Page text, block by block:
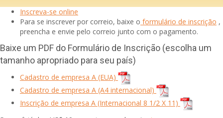
Inscreva-se online
Para se inscrever por correio, baixe o formulário de inscrição ,
preencha e envie pelo correio junto com o pagamento.
Baixe um PDF do Formulário de Inscrição (escolha um
tamanho apropriado para seu país)
Cadastro de empresa A (EUA)
Cadastro de empresa A (A4 internacional)
Inscrição de empresa A (Internacional 8 1/2 X 11)